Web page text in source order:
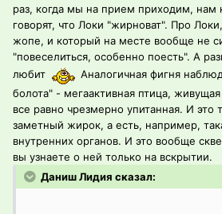
раз, когда мы на прием приходим, нам
говорят, что Локи "жирноват". Про
жопе, и который на месте вообще не
"повеселиться, особенно поесть". А
любит
Аналогичная фигня
болота" - мегаактивная птица,
все равно чрезмерно упитанная. И это
заметный жирок, а есть, например,
внутренних органов. И это вообще
вы узнаете о ней только на вскрытии.
Даниш Лидия сказал: